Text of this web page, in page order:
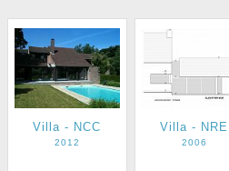
Villa - NCC
2012
Villa - NRE
2006